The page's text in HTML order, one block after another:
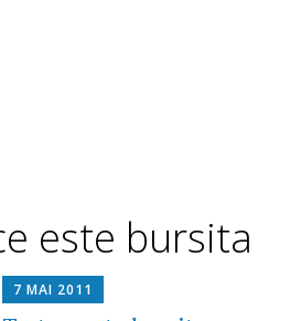
este bursita
7 MAI 2011